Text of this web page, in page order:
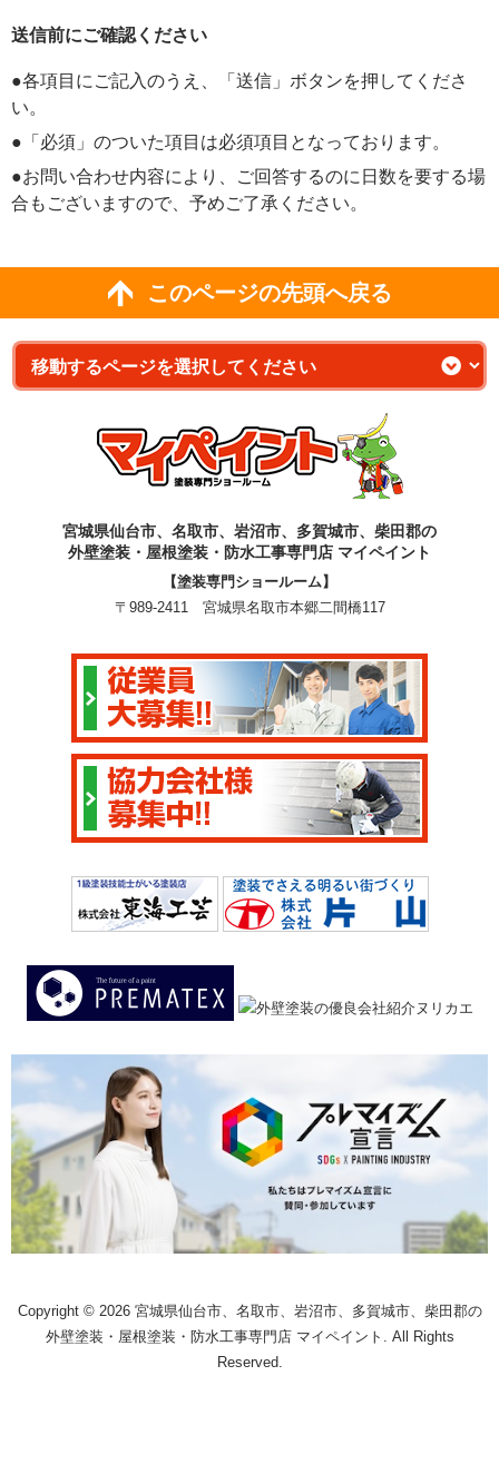
送信前にご確認ください
●各項目にご記入のうえ、「送信」ボタンを押してくださ
い。
●「必須」のついた項目は必須項目となっております。
●お問い合わせ内容により、ご回答するのに日数を要する場
合もございますので、予めご了承ください。
このページの先頭へ戻る
宮城県仙台市、名取市、岩沼市、多賀城市、柴田郡の
外壁塗装・屋根塗装・防水工事専門店 マイペイント
【塗装専門ショールーム】
〒989-2411 宮城県名取市本郷二間橋117
Copyright © 2026 宮城県仙台市、名取市、岩沼市、多賀城市、柴田郡の
外壁塗装・屋根塗装・防水工事専門店 マイペイント. All Rights
Reserved.